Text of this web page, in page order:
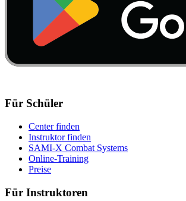
Für Schüler
Center finden
Instruktor finden
SAMI-X Combat Systems
Online-Training
Preise
Für Instruktoren